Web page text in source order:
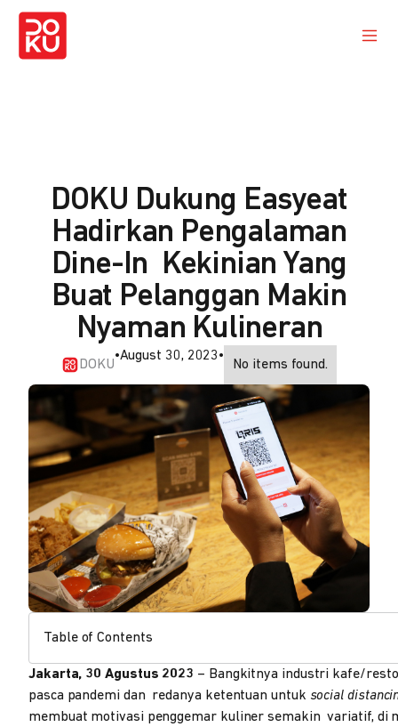
DOKU Dukung Easyeat
Hadirkan Pengalaman
Dine-In Kekinian Yang
Buat Pelanggan Makin
Nyaman Kulineran
DOKU
•August 30, 2023•
No items found.
Table of Contents
Jakarta, 30 Agustus 2023 – Bangkitnya industri kafe/
pasca pandemi dan redanya ketentuan untuk social
membuat motivasi penggemar kuliner semakin variatif, di